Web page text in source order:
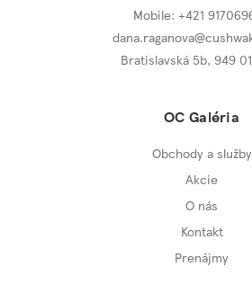
Mobile: +421
Bratislavská 5b, 949
OC Galéria
Obchody a služby
Akcie
O nás
Kontakt
Prenájmy